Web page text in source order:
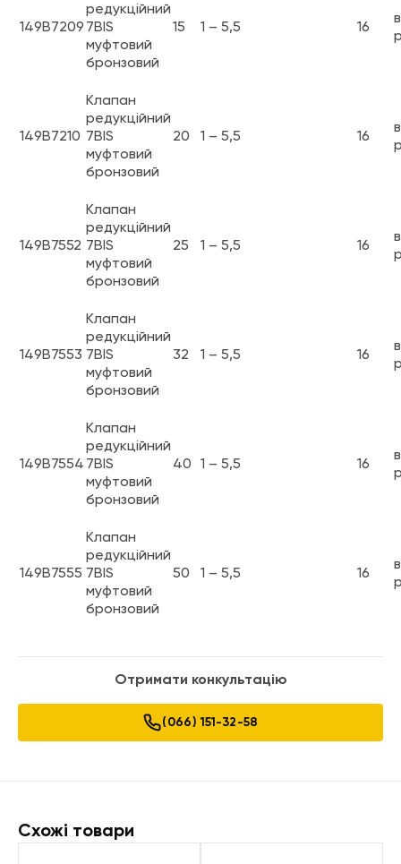
149B7209
редукційний
7BIS
муфтовий
бронзовий
15 1 – 5,5 16
149B7210
Клапан
редукційний
7BIS
муфтовий
бронзовий
20 1 – 5,5 16
149B7552
Клапан
редукційний
7BIS
муфтовий
бронзовий
25 1 – 5,5 16
149B7553
Клапан
редукційний
7BIS
муфтовий
бронзовий
32 1 – 5,5 16
149B7554
Клапан
редукційний
7BIS
муфтовий
бронзовий
40 1 – 5,5 16
149B7555
Клапан
редукційний
7BIS
муфтовий
бронзовий
50 1 – 5,5 16
Отримати конкультацію
(066) 151-32-58
Схожі товари